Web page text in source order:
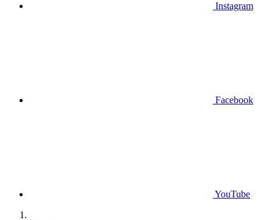
Instagram
Facebook
YouTube